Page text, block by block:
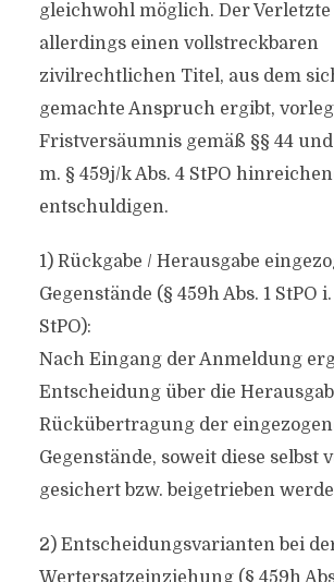
gleichwohl möglich. Der
allerdings einen vollstreckbaren
zivilrechtlichen Titel, aus dem
gemachte Anspruch ergibt,
Fristversäumnis gemäß §§ 44 und
m. § 459j/k Abs. 4 StPO
entschuldigen.
1) Rückgabe / Herausgabe
Gegenstände (§ 459h Abs. 1 StPO
StPO):
Nach Eingang der Anmeldung
Entscheidung über die
Rückübertragung der
Gegenstände, soweit diese selbst
gesichert bzw. beigetrieben
2) Entscheidungsvarianten bei
Wertersatzeinziehung (§ 459h